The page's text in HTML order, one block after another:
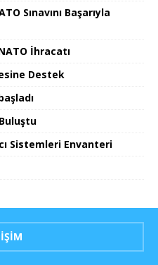
Sınavını Başarıyla
İhracatı
Destek
Sistemleri Envanteri